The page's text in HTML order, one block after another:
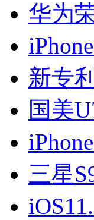
华为
新专
国美
三星